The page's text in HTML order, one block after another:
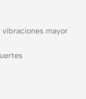
vibraciones mayor